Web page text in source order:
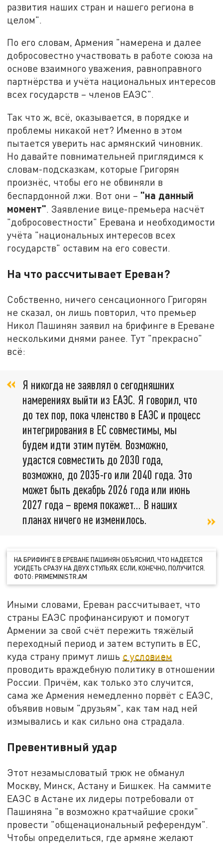
развития наших стран и нашего региона в
целом".
По его словам, Армения "намерена и далее
добросовестно участвовать в работе союза на
основе взаимного уважения, равноправного
партнёрства и учёта национальных интересов
всех государств – членов ЕАЭС".
Так что ж, всё, оказывается, в порядке и
проблемы никакой нет? Именно в этом
пытается уверить нас армянский чиновник.
Но давайте повнимательней приглядимся к
словам-подсказкам, которые Григорян
произнёс, чтобы его не обвиняли в
беспардонной лжи. Вот они – "на данный
момент". Заявление вице-премьера насчёт
"добросовестности" Еревана и необходимости
учёта "национальных интересов всех
государств" оставим на его совести.
На что рассчитывает Ереван?
Собственно, ничего сенсационного Григорян
не сказал, он лишь повторил, что премьер
Никол Пашинян заявил на брифинге в Ереване
несколькими днями ранее. Тут "прекрасно"
всё:
Я никогда не заявлял о сегодняшних
намерениях выйти из ЕАЭС. Я говорил, что
до тех пор, пока членство в ЕАЭС и процесс
интегрирования в ЕС совместимы, мы
будем идти этим путём. Возможно,
удастся совместить до 2030 года,
возможно, до 2035-го или 2040 года. Это
может быть декабрь 2026 года или июнь
2027 года – время покажет… В наших
планах ничего не изменилось.
НА БРИФИНГЕ В ЕРЕВАНЕ ПАШИНЯН ОБЪЯСНИЛ, ЧТО НАДЕЕТСЯ
УСИДЕТЬ СРАЗУ НА ДВУХ СТУЛЬЯХ. ЕСЛИ, КОНЕЧНО, ПОЛУЧИТСЯ.
ФОТО: PRIMEMINISTR.AM
Иными словами, Ереван рассчитывает, что
страны ЕАЭС профинансируют и помогут
Армении за свой счёт пережить тяжёлый
переходный период и затем вступить в ЕС,
куда страну примут лишь с условием
проводить враждебную политику в отношении
России. Причём, как только это случится,
сама же Армения немедленно порвёт с ЕАЭС,
объявив новым "друзьям", как там над ней
измывались и как сильно она страдала.
Превентивный удар
Этот незамысловатый трюк не обманул
Москву, Минск, Астану и Бишкек. На саммите
ЕАЭС в Астане их лидеры потребовали от
Пашиняна "в возможно кратчайшие сроки"
провести "общенациональный референдум".
Чтобы определиться, где армяне желают